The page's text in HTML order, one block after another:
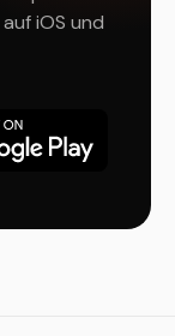
iOS und